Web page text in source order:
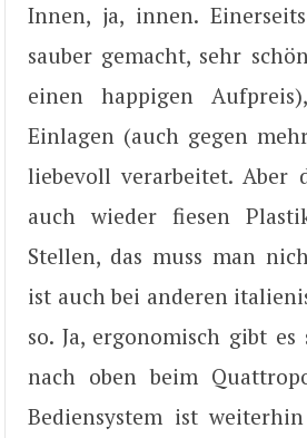
Innen, ja, innen.
sauber gemacht, sehr
einen happigen
Einlagen (auch gegen
liebevoll verarbeitet. Aber
auch wieder fiesen
Stellen, das muss man
ist auch bei anderen
so. Ja, ergonomisch gibt
nach oben beim
Bediensystem ist